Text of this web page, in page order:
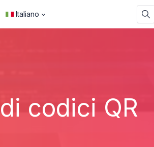
Italiano
codici QR